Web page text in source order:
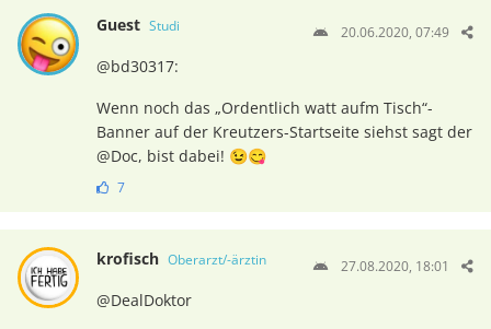
Guest Studi 20.06.2020, 07:49
@bd30317:
Wenn noch das „Ordentlich watt aufm Tisch“-
Banner auf der Kreutzers-Startseite siehst sagt der
@Doc, bist dabei! 😉😋
7
krofisch Oberarzt/-ärztin 27.08.2020, 18:01
@DealDoktor